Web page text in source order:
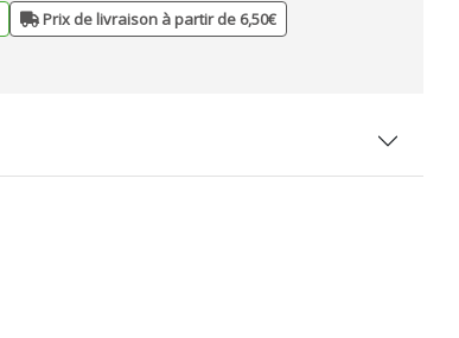
Prix de livraison à partir de 6,50€